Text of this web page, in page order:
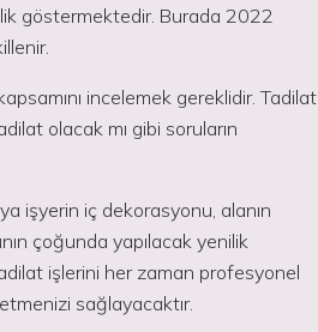
göstermektedir. Burada 2022
incelemek gereklidir. Tadilat
olacak mı gibi soruların
işyerin iç dekorasyonu, alanın
çoğunda yapılacak yenilik
işlerini her zaman profesyonel
sağlayacaktır.